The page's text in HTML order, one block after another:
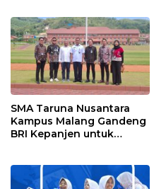
Didapuk Jadi Ketua
SMA Taruna Nusantara
Kampus Malang Gandeng
BRI Kepanjen untuk